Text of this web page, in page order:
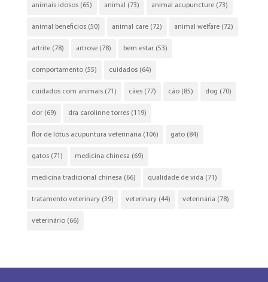
animais idosos(65) animal (73) animal acupuncture(73)
animal beneficios(50) animal care(72) animal welfare(72)
artrite(78) artrose(78) bem estar(53)
comportamento(55) cuidados(64)
cuidados com animais(71) cães(77) cão(85) dog (70)
dor(69) dra carolinne torres(119)
flor de lótus acupuntura veterinária (106) gato(84)
gatos(71) medicina chinesa (69)
medicina tradicional chinesa (66) qualidade de vida (71)
tratamento veterinary(39) veterinary(44) veterinária (78)
veterinário(66)